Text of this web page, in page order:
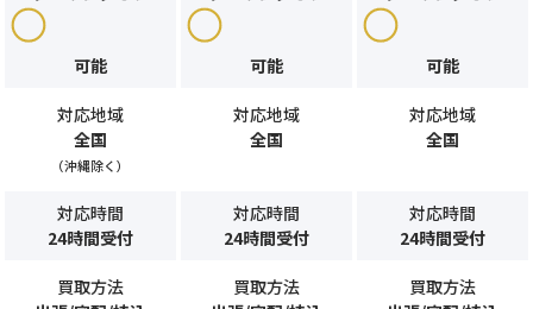
可能 可能 可能
対応地域
全国
（沖縄除く）
対応地域
全国
対応地域
全国
対応時間
24時間受付
対応時間
24時間受付
対応時間
24時間受付
買取方法
買取方法
買取方法